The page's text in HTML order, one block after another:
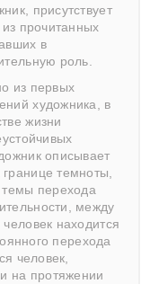
присутствует
из прочитанных
в
роль.
из первых
художника, в
жизни
описывает
темноты,
темы перехода
между
находится
перехода
человек,
на протяжении